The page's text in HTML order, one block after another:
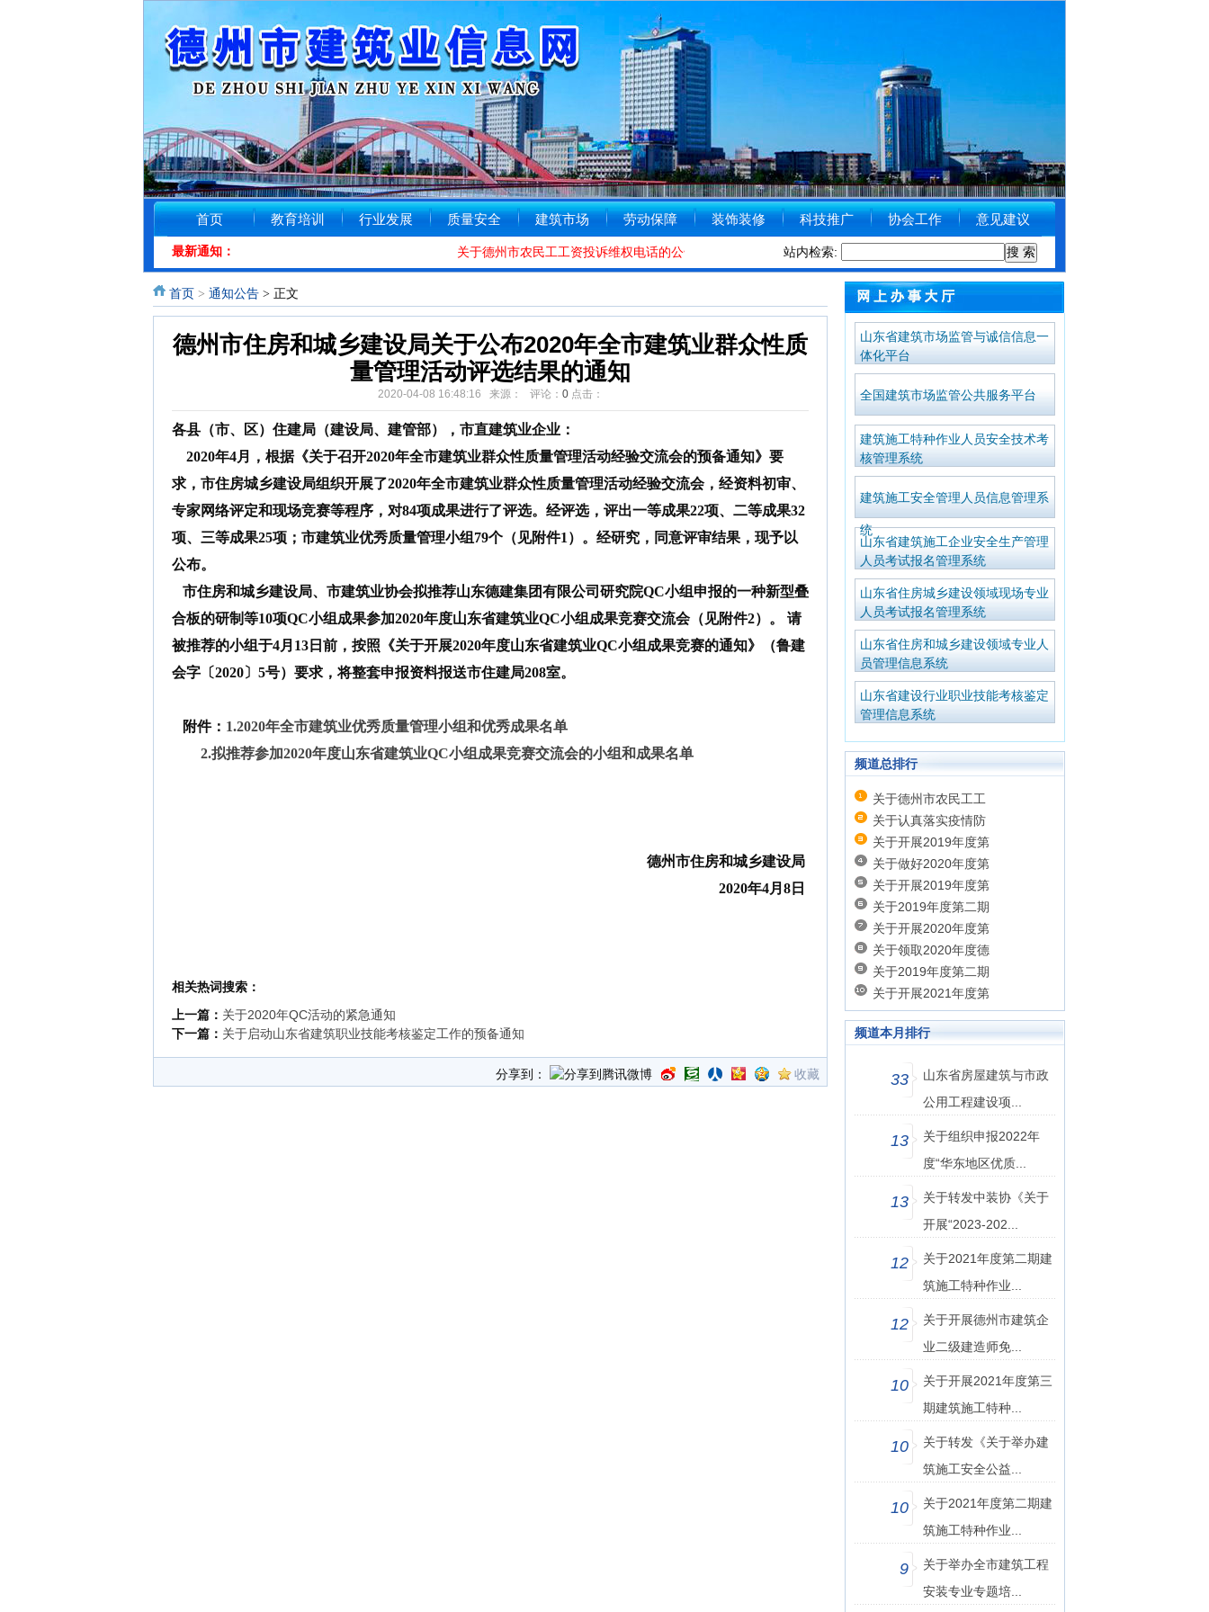
首页 教育培训 行业发展 质量安全 建筑市场 劳动保障 装饰装修 科技推广 协会工作 意见建议
站内检索:
最新通知： 关于德州市农民工工资投诉维权电话的公告[2020-01-08] 德州市住房和城乡建设局关于受理举报涉黑涉恶线索的公告
首页 > 通知公告 > 正文
德州市住房和城乡建设局关于公布2020年全市建筑业群众性质
量管理活动评选结果的通知
2020-04-08 16:48:16 来源： 评论： 0点击：
各县（市、区）住建局（建设局、建管部） ， 市直建筑业企业：
2020年4月， 根据《关于召开2020年全市建筑业群众性质量管理活动经验交流会的预备通知》要
求， 市住房城乡建设局组织开展了2020年全市建筑业群众性质量管理活动经验交流会， 经资料初审、
专家网络评定和现场竞赛等程序，对84项成果进行了评选。经评选， 评出一等成果22项、二等成果32
项、三等成果25项；市建筑业优秀质量管理小组 79个（见附件1）。经研究，同意评审结果，现予以
公布。
市住房和城乡建设局、市建筑业协会拟推荐山东德建集团有限公司 研究院QC小组申报的一种新型叠
合板的研制等10项QC小组 成果参加2020年度山东省建筑业QC小组成果竞赛交流会（见附件2）。 请
被推荐的小组于4月 13 日前 ，按照《关于开展2020年度山东省建筑业QC小组成果竞赛的通知》（鲁建
会字〔2020〕5号）要求，将整套申报资料报送市住建局208室。
附件： 1.2020年全市建筑业优秀质量管理小组和优秀成果名单
2.拟推荐参加2020年度山东省建筑业QC小组成果竞赛交流会的小组和成果名单
德州市住房和城乡建设局
2020年4月 8 日
相关热词搜索：
上一篇： 关于2020年QC活动的紧急通知
下一篇： 关于启动山东省建筑职业技能考核鉴定工作的预备通知
分享到： 收藏
山东省建筑市场监管与诚信信息一
体化平台
全国建筑市场监管公共服务平台
建筑施工特种作业人员安全技术考
核管理系统
建筑施工安全管理人员信息管理系
统
山东省建筑施工企业安全生产管理
人员考试报名管理系统
山东省住房城乡建设领域现场专业
人员考试报名管理系统
山东省住房和城乡建设领域专业人
员管理信息系统
山东省建设行业职业技能考核鉴定
管理信息系统
频道总排行
关于德州市农民工工
关于认真落实疫情防
关于开展2019年度第
关于做好2020年度第
关于开展2019年度第
关于2019年度第二期
关于开展2020年度第
关于领取2020年度德
关于2019年度第二期
关于开展2021年度第
频道本月排行
33
山东省房屋建筑与市政
公用工程建设项...
13
关于组织申报2022年
度“华东地区优质...
13
关于转发中装协《关于
开展“2023-202...
12
关于2021年度第二期建
筑施工特种作业...
12
关于开展德州市建筑企
业二级建造师免...
10
关于开展2021年度第三
期建筑施工特种...
10
关于转发《关于举办建
筑施工安全公益...
10
关于2021年度第二期建
筑施工特种作业...
9
关于举办全市建筑工程
安装专业专题培...